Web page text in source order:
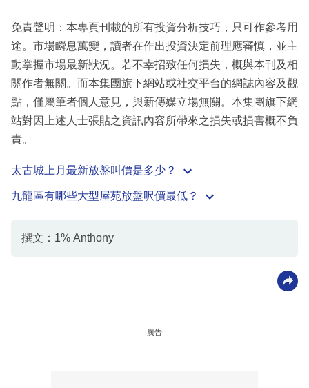
免責聲明：本專頁刊載的所有投資分析技巧，只可作參考用
途。市場瞬息萬變，讀者在作出投資決定前理應審慎，並主
動掌握市場最新狀況。若不幸招致任何損失，概與本刊及相
關作者無關。而本集團旗下網站或社交平台的網誌內容及觀
點，僅屬筆者個人意見，與新傳媒立場無關。本集團旗下網
站對因上述人士張貼之資訊內容所帶來之損失或損害概不負
責。
太古城上月最新放盤叫價是多少？
九龍區有哪些大型屋苑放盤呎價最低？
撰文：1% Anthony
廣告